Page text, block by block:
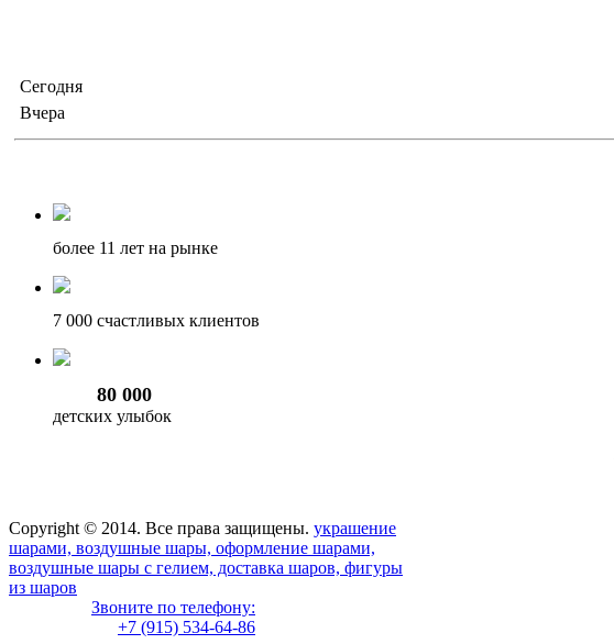
Сегодня
Вчера
более 11 лет на рынке
7 000 счастливых клиентов
80 000
детских улыбок
Copyright © 2014. Все права защищены. украшение
шарами, воздушные шары, оформление шарами,
воздушные шары с гелием, доставка шаров, фигуры
из шаров
Звоните по телефону:
+7 (915) 534-64-86